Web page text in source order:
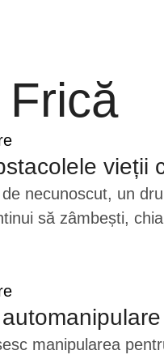
Frică
vieții
necunoscut, un
să zâmbești,
manipularea